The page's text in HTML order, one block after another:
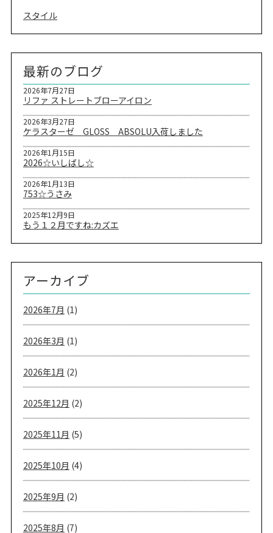
スタイル
最新のブログ
リファ ストレートブローアイロン
2026年7月27日
ケラスターゼ GLOSS ABSOLU入荷しました
2026年3月27日
2026☆いしばし☆
2026年1月15日
753☆うさみ
2026年1月13日
もう１２月ですね:カズエ
2025年12月9日
アーカイブ
2026年7月 (1)
2026年3月 (1)
2026年1月 (2)
2025年12月 (2)
2025年11月 (5)
2025年10月 (4)
2025年9月 (2)
2025年8月 (7)